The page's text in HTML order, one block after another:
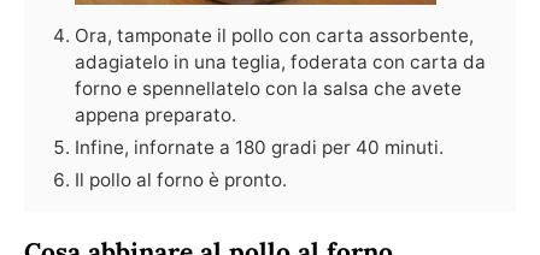
Ora, tamponate il pollo con carta assorbente,
adagiatelo in una teglia, foderata con carta da
forno e spennellatelo con la salsa che avete
appena preparato.
Infine, infornate a 180 gradi per 40 minuti.
Il pollo al forno è pronto.